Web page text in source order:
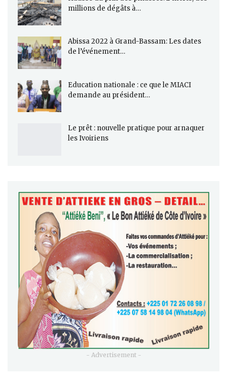
millions de dégâts à…
Abissa 2022 à Grand-Bassam: Les dates
de l’événement…
Education nationale : ce que le MIACI
demande au président…
Le prêt : nouvelle pratique pour arnaquer
les Ivoiriens
- Advertisement -